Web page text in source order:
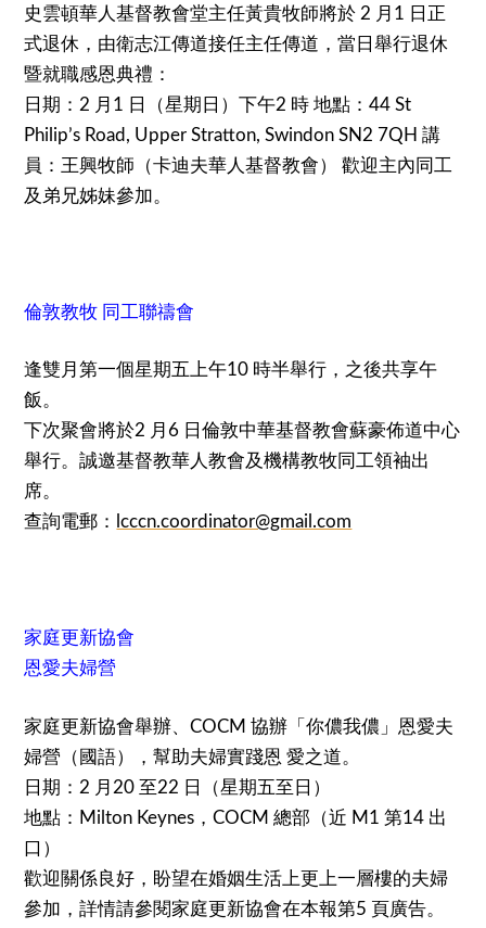
史雲頓華人基督教會堂主任黃貴牧師將於 2 月1 日正
式退休，由衛志江傳道接任主任傳道，當日舉行退休
暨就職感恩典禮：
日期：2 月1 日（星期日）下午2 時 地點：44 St
Philip’s Road, Upper Stratton, Swindon SN2 7QH 講
員：王興牧師（卡迪夫華人基督教會） 歡迎主內同工
及弟兄姊妹參加。
倫敦教牧 同工聯禱會
逢雙月第一個星期五上午10 時半舉行，之後共享午
飯。
下次聚會將於2 月6 日倫敦中華基督教會蘇豪佈道中心
舉行。誠邀基督教華人教會及機構教牧同工領袖出
席。
查詢電郵：
lcccn.coordinator@gmail.com
家庭更新協會
恩愛夫婦營
家庭更新協會舉辦、COCM 協辦「你儂我儂」恩愛夫
婦營（國語），幫助夫婦實踐恩 愛之道。
日期：2 月20 至22 日（星期五至日）
地點：Milton Keynes，COCM 總部（近 M1 第14 出
口）
歡迎關係良好，盼望在婚姻生活上更上一層樓的夫婦
參加，詳情請參閱家庭更新協會在本報第5 頁廣告。